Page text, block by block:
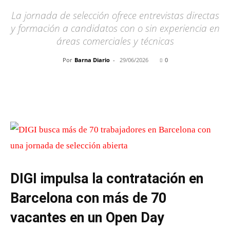
La jornada de selección ofrece entrevistas directas
y formación a candidatos con o sin experiencia en
áreas comerciales y técnicas
Por Barna Diario - 29/06/2026 0
DIGI impulsa la contratación en
Barcelona con más de 70
vacantes en un Open Day